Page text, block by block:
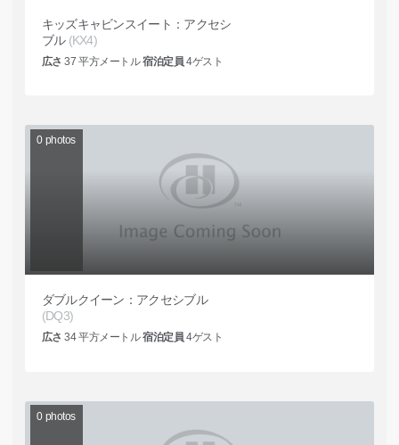
キッズキャビンスイート：アクセシ
ブル (KX4)
広さ 37 平方メートル宿泊定員 4ゲスト
0 photos
ダブルクイーン：アクセシブル
(DQ3)
広さ 34平方メートル宿泊定員 4ゲスト
0 photos